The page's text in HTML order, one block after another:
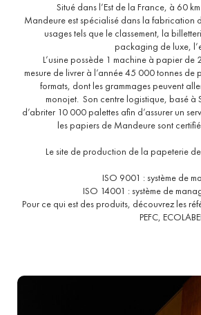
Situé dans l’Est de la France, à 60
Mandeure est spécialisé dans la fabrication
usages tels que le classement, la
packaging de luxe,
L’usine possède 1 machine à papier de
mesure de livrer à l’année 45 000 tonnes de
formats, dont les grammages peuvent
monojet. Son centre logistique, basé à
d’abriter 10 000 palettes afin d’assurer un
les papiers de Mandeure sont
Le site de production de la papeterie
ISO 9001 : système de
ISO 14001 : système de
Pour ce qui est des produits, découvrez les
PEFC,